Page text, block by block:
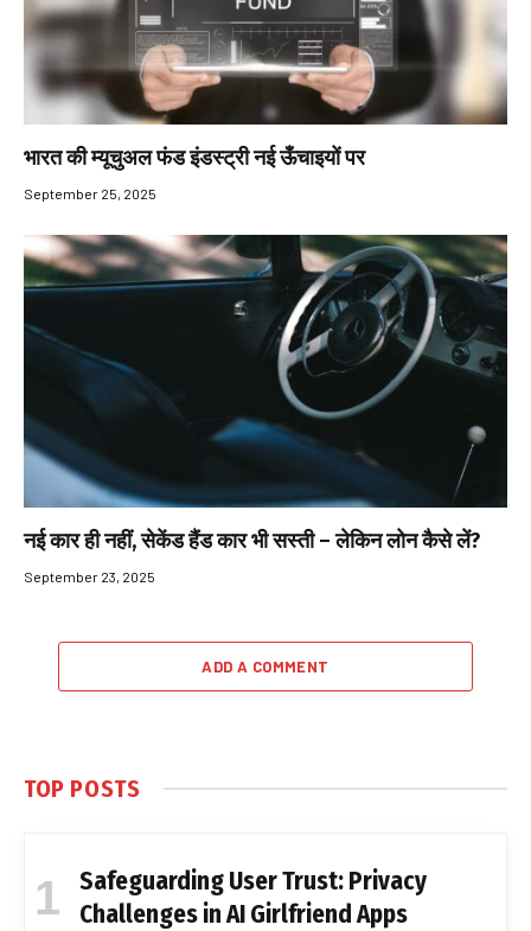
भारत की म्यूचुअल फंड इंडस्ट्री नई ऊँचाइयों पर
September 25, 2025
नई कार ही नहीं, सेकेंड हैंड कार भी सस्ती – लेकिन लोन कैसे लें?
September 23, 2025
ADD A COMMENT
TOP POSTS
Safeguarding User Trust: Privacy
Challenges in AI Girlfriend Apps